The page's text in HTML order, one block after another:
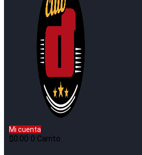
Mi cuenta
$0.00 0 Carrito